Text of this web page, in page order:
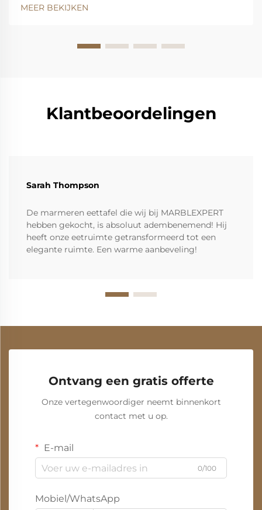
een moderne slaapkamer. Rechthoekige tafels geven
MEER BEKIJKEN
Klantbeoordelingen
Sarah Thompson
De marmeren eettafel die wij bij MARBLEXPERT
hebben gekocht, is absoluut adembenemend! Hij
heeft onze eetruimte getransformeerd tot een
elegante ruimte. Een warme aanbeveling!
Ontvang een gratis offerte
Onze vertegenwoordiger neemt binnenkort
contact met u op.
E-mail
0/100
Mobiel/WhatsApp